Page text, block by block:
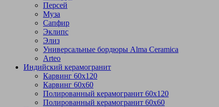
Персей
Муза
Сапфир
Эклипс
Элиз
Универсальные бордюры Alma Ceramica
Arteo
Индийский керамогранит
Карвинг 60х120
Карвинг 60х60
Полированный керамогранит 60х120
Полированный керамогранит 60х60